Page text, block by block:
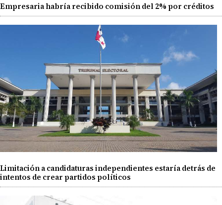
Empresaria habría recibido comisión del 2% por créditos
Limitación a candidaturas independientes estaría detrás de
intentos de crear partidos políticos